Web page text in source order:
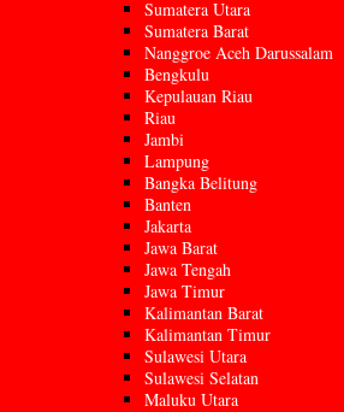
Sumatera Utara
Sumatera Barat
Nanggroe Aceh Darussalam
Bengkulu
Kepulauan Riau
Riau
Jambi
Lampung
Bangka Belitung
Banten
Jakarta
Jawa Barat
Jawa Tengah
Jawa Timur
Kalimantan Barat
Kalimantan Timur
Sulawesi Utara
Sulawesi Selatan
Maluku Utara